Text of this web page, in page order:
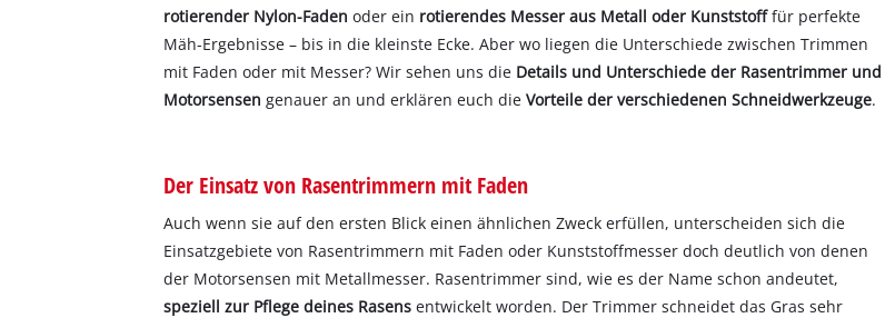
rotierender Nylon-Faden oder ein rotierendes Messer aus Metall oder Kunststofffür perfekte
Mäh-Ergebnisse – bis in die kleinste Ecke. Aber wo liegen die Unterschiede zwischen Trimmen
mit Faden oder mit Messer? Wir sehen uns die Details und Unterschiede der Rasentrimmer und
Motorsensen genauer an und erklären euch dieVorteile der verschiedenen Schneidwerkzeuge.
Der Einsatz von Rasentrimmern mit Faden
Auch wenn sie auf den ersten Blick einen ähnlichen Zweck erfüllen, unterscheiden sich die
Einsatzgebiete von Rasentrimmern mit Faden oder Kunststoffmesser doch deutlich von denen
der Motorsensen mit Metallmesser. Rasentrimmer sind, wie es der Name schon andeutet,
speziell zur Pflege deines Rasens entwickelt worden. Der Trimmer schneidet das Gras sehr